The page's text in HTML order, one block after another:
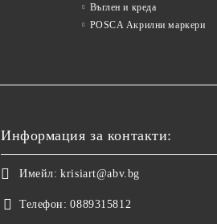
Въглен и креда
POSCA Акрилни маркери
Информация за контакти:
Имейл: krisiart@abv.bg
Телефон: 0889315812